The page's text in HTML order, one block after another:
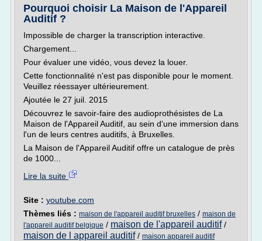
Pourquoi choisir La Maison de l'Appareil
Auditif ?
Impossible de charger la transcription interactive.
Chargement...
Pour évaluer une vidéo, vous devez la louer.
Cette fonctionnalité n'est pas disponible pour le moment.
Veuillez réessayer ultérieurement.
Ajoutée le 27 juil. 2015
Découvrez le savoir-faire des audioprothésistes de La
Maison de l'Appareil Auditif, au sein d'une immersion dans
l'un de leurs centres auditifs, à Bruxelles.
La Maison de l'Appareil Auditif offre un catalogue de près
de 1000...
Lire la suite
Site : youtube.com
Thèmes liés : maison de l'appareil auditif bruxelles / maison de
l'appareil auditif belgique / maison de l'appareil auditif/
maison de l appareil auditif/ maison appareil auditif